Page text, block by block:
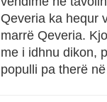
Qeveria ka hequr
marrë Qeveria.
me i idhnu dikon,
populli pa therë